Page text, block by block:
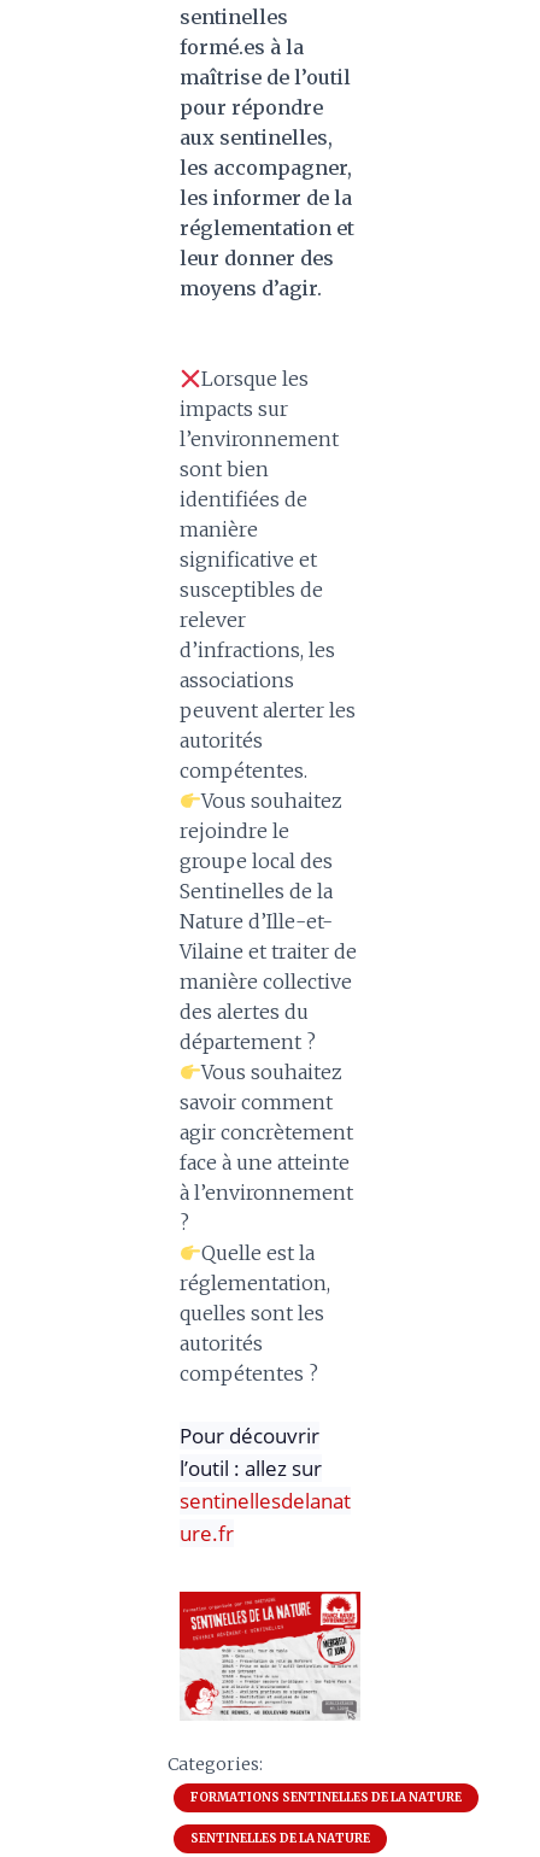
sentinelles
formé.es à la
maîtrise de l’outil
pour répondre
aux sentinelles,
les accompagner,
les informer de la
réglementation et
leur donner des
moyens d’agir.
Lorsque les
impacts sur
l’environnement
sont bien
identifiées de
manière
significative et
susceptibles de
relever
d’infractions, les
associations
peuvent alerter les
autorités
compétentes.
Vous souhaitez
rejoindre le
groupe local des
Sentinelles de la
Nature d’Ille-et-
Vilaine et traiter de
manière collective
des alertes du
département ?
Vous souhaitez
savoir comment
agir concrètement
face à une atteinte
à l’environnement
?
Quelle est la
réglementation,
quelles sont les
autorités
compétentes ?
Pour découvrir
l’outil : allez sur
sentinellesdelanat
ure.fr
Categories:
FORMATIONS SENTINELLES DE LA NATURE
SENTINELLES DE LA NATURE